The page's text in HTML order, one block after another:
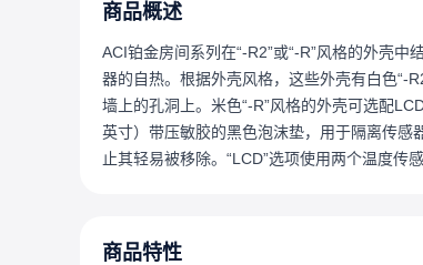
商品概述
ACI铂金房间系列在“-R2”或“-R”风格的外壳
器的自热。根据外壳风格，这些外壳有白色“-
墙上的孔洞上。米色“-R”风格的外壳可选配
英寸）带压敏胶的黑色泡沫垫，用于隔离传
止其轻易被移除。“LCD”选项使用两个温度传
商品特性